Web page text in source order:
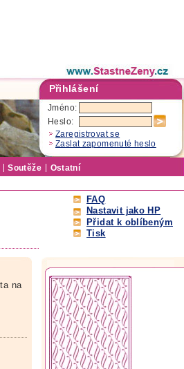
Přihlášení
Jméno:
Heslo:
Zaregistrovat se
Zaslat zapomenuté heslo
Soutěže Ostatní
FAQ
Nastavit jako HP
Přidat k oblíbeným
Tisk
na